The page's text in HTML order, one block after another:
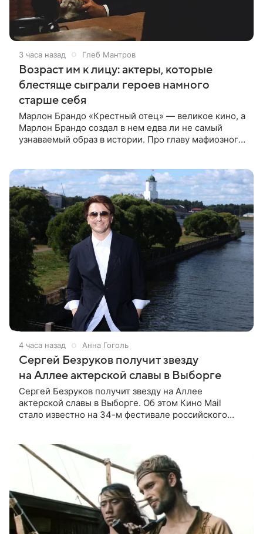
3 часа назад Глеб Мантров
Возраст им к лицу: актеры, которые
блестяще сыграли героев намного
старше себя
Марлон Брандо «Крестный отец» — великое кино, а
Марлон Брандо создал в нем едва ли не самый
узнаваемый образ в истории. Про главу мафиозного
4 часа назад Анна Гоголь
Сергей Безруков получит звезду
на Аллее актерской славы в Выборге
Сергей Безруков получит звезду на Аллее
актерской славы в Выборге. Об этом Кино Mail
стало известно на 34-м фестивале российского